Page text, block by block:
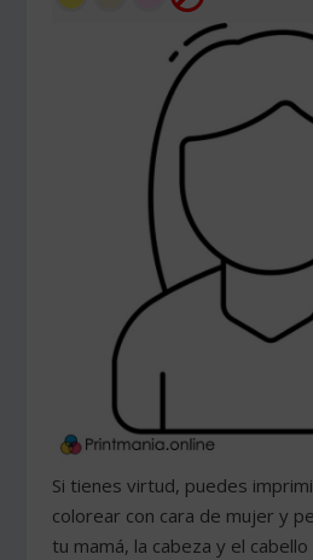
Si tienes virtud, puedes
colorear con cara de mujer y
tu mamá, la cabeza y el